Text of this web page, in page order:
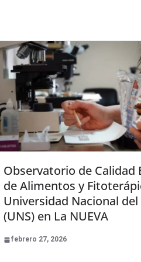
Observatorio de Calidad
de Alimentos y
Universidad Nacional del
(UNS) en La NUEVA
febrero 27, 2026